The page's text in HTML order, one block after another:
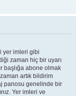
yer imleri gibi
zaman hiç bir uyarı
başlığa abone olmak
artık bildirim
panosu genelinde bir
Yer imleri ve